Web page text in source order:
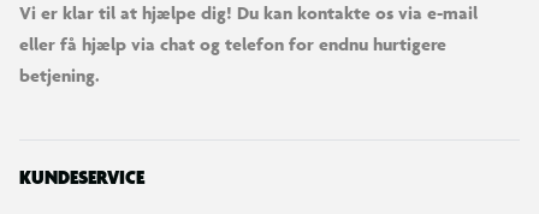
Vi er klar til at hjælpe dig! Du kan kontakte os via e-mail
eller få hjælp via chat og telefon for endnu hurtigere
betjening.
KUNDESERVICE